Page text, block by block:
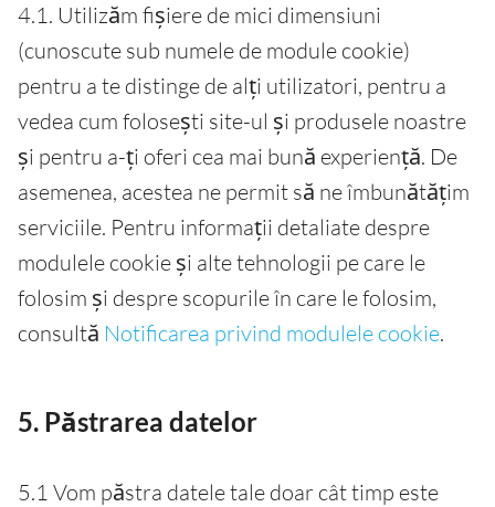
4.1. Utilizăm fișiere de mici dimensiuni
(cunoscute sub numele de module cookie)
pentru a te distinge de alți utilizatori, pentru a
vedea cum folosești site-ul și produsele noastre
și pentru a-ți oferi cea mai bună experiență. De
asemenea, acestea ne permit să ne îmbunătățim
serviciile. Pentru informații detaliate despre
modulele cookie și alte tehnologii pe care le
folosim și despre scopurile în care le folosim,
consultă Notificarea privind modulele cookie.
5. Păstrarea datelor
5.1 Vom păstra datele tale doar cât timp este